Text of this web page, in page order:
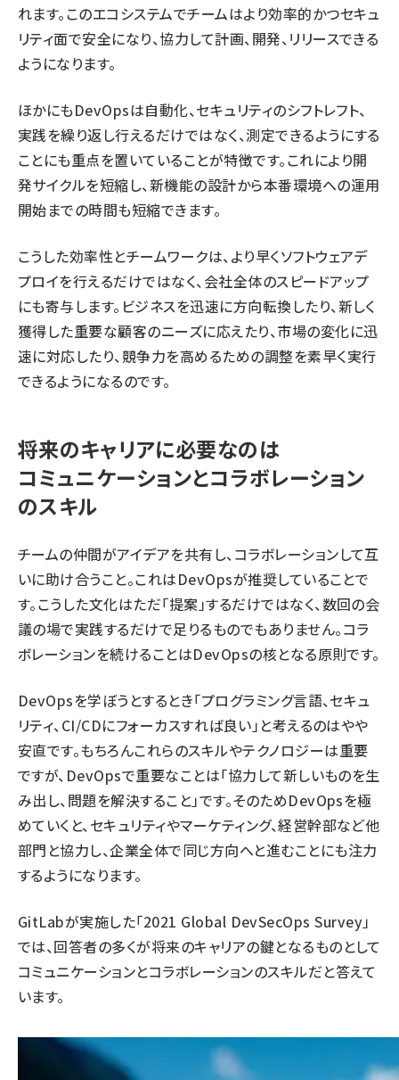
れます。このエコシステムでチームはより効率的かつセキュ
リティ面で安全になり、協力して計画、開発、リリースできる
ようになります。
ほかにもDevOpsは自動化、セキュリティのシフトレフト、
実践を繰り返し行えるだけではなく、測定できるようにする
ことにも重点を置いていることが特徴です。これにより開
発サイクルを短縮し、新機能の設計から本番環境への運用
開始までの時間も短縮できます。
こうした効率性とチームワークは、より早くソフトウェアデ
プロイを行えるだけではなく、会社全体のスピードアップ
にも寄与します。ビジネスを迅速に方向転換したり、新しく
獲得した重要な顧客のニーズに応えたり、市場の変化に迅
速に対応したり、競争力を高めるための調整を素早く実行
できるようになるのです。
将来のキャリアに必要なのは
コミュニケーションとコラボレーション
のスキル
チームの仲間がアイデアを共有し、コラボレーションして互
いに助け合うこと。これはDevOpsが推奨していることで
す。こうした文化はただ「提案」するだけではなく、数回の会
議の場で実践するだけで足りるものでもありません。コラ
ボレーションを続けることはDevOpsの核となる原則です。
DevOpsを学ぼうとするとき「プログラミング言語、セキュ
リティ、CI/CDにフォーカスすれば良い」と考えるのはやや
安直です。もちろんこれらのスキルやテクノロジーは重要
ですが、DevOpsで重要なことは「協力して新しいものを生
み出し、問題を解決すること」です。そのためDevOpsを極
めていくと、セキュリティやマーケティング、経営幹部など他
部門と協力し、企業全体で同じ方向へと進むことにも注力
するようになります。
GitLabが実施した「2021 Global DevSecOps Survey」
では、回答者の多くが将来のキャリアの鍵となるものとして
コミュニケーションとコラボレーションのスキルだと答えて
います。